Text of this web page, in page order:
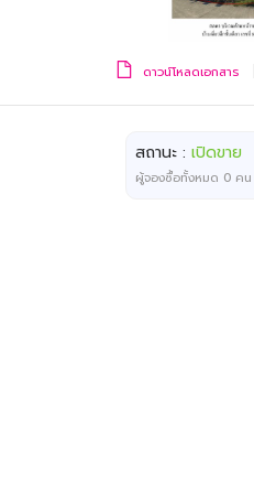
ดาวน์โหลดเอกสาร
สถานะ : เปิดขาย
ผู้จองซื้อทั้งหมด 0คน